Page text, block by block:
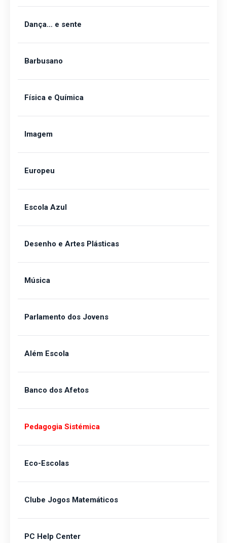
Dança… e sente
Barbusano
Física e Química
Imagem
Europeu
Escola Azul
Desenho e Artes Plásticas
Música
Parlamento dos Jovens
Além Escola
Banco dos Afetos
Pedagogia Sistémica
Eco-Escolas
Clube Jogos Matemáticos
PC Help Center